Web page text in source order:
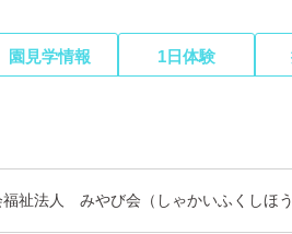
園見学情報 1日体験
福祉法人 みやび会（しゃかいふくしほ